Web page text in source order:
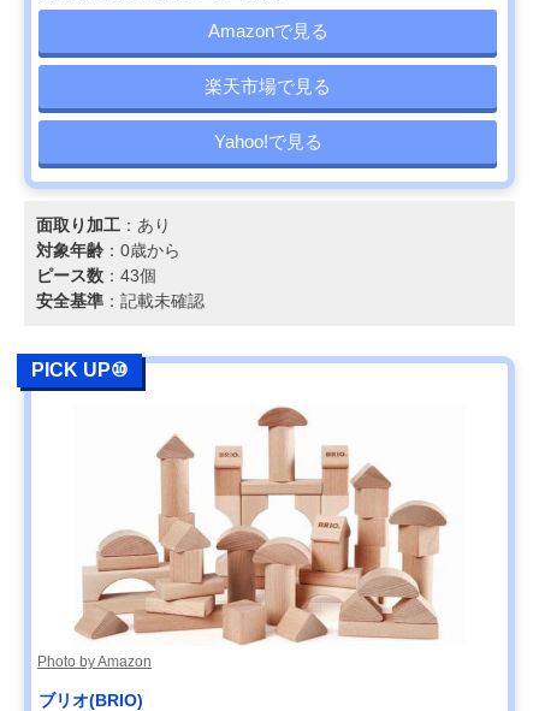
Amazonで見る
楽天市場で見る
Yahoo!で見る
面取り加工 ：あり
対象年齢 ：0歳から
ピース数 ：43個
安全基準 ：記載未確認
PICK UP⑩
Photo by Amazon
ブリオ(BRIO)